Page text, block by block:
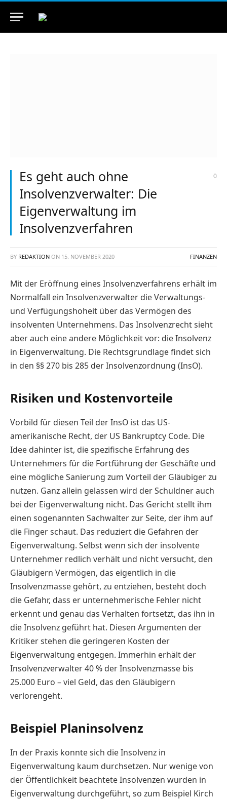
Es geht auch ohne
Insolvenzverwalter: Die
Eigenverwaltung im
Insolvenzverfahren
0
BY REDAKTION ON 15. NOVEMBER 2020 FINANZEN
Mit der Eröffnung eines Insolvenzverfahrens erhält im
Normalfall ein Insolvenzverwalter die Verwaltungs-
und Verfügungshoheit über das Vermögen des
insolventen Unternehmens. Das Insolvenzrecht sieht
aber auch eine andere Möglichkeit vor: die Insolvenz
in Eigenverwaltung. Die Rechtsgrundlage findet sich
in den §§ 270 bis 285 der Insolvenzordnung (InsO).
Risiken und Kostenvorteile
Vorbild für diesen Teil der InsO ist das US-
amerikanische Recht, der US Bankruptcy Code. Die
Idee dahinter ist, die spezifische Erfahrung des
Unternehmers für die Fortführung der Geschäfte und
eine mögliche Sanierung zum Vorteil der Gläubiger zu
nutzen. Ganz allein gelassen wird der Schuldner auch
bei der Eigenverwaltung nicht. Das Gericht stellt ihm
einen sogenannten Sachwalter zur Seite, der ihm auf
die Finger schaut. Das reduziert die Gefahren der
Eigenverwaltung. Selbst wenn sich der insolvente
Unternehmer redlich verhält und nicht versucht, den
Gläubigern Vermögen, das eigentlich in die
Insolvenzmasse gehört, zu entziehen, besteht doch
die Gefahr, dass er unternehmerische Fehler nicht
erkennt und genau das Verhalten fortsetzt, das ihn in
die Insolvenz geführt hat. Diesen Argumenten der
Kritiker stehen die geringeren Kosten der
Eigenverwaltung entgegen. Immerhin erhält der
Insolvenzverwalter 40 % der Insolvenzmasse bis
25.000 Euro – viel Geld, das den Gläubigern
verlorengeht.
Beispiel Planinsolvenz
In der Praxis konnte sich die Insolvenz in
Eigenverwaltung kaum durchsetzen. Nur wenige von
der Öffentlichkeit beachtete Insolvenzen wurden in
Eigenverwaltung durchgeführt, so zum Beispiel Kirch